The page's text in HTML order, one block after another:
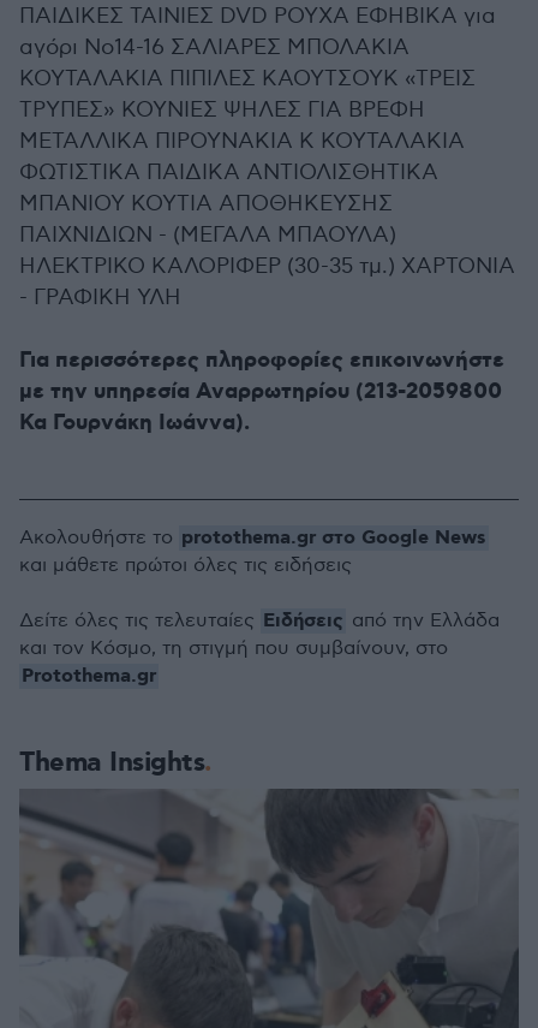
ΠΑΙΔΙΚΕΣ ΤΑΙΝΙΕΣ DVD ΡΟΥΧΑ ΕΦΗΒΙΚΑ για
αγόρι Νο14-16 ΣΑΛΙΑΡΕΣ ΜΠΟΛΑΚΙΑ
ΚΟΥΤΑΛΑΚΙΑ ΠΙΠΙΛΕΣ ΚΑΟΥΤΣΟΥΚ «ΤΡΕΙΣ
ΤΡΥΠΕΣ» ΚΟΥΝΙΕΣ ΨΗΛΕΣ ΓΙΑ ΒΡΕΦΗ
ΜΕΤΑΛΛΙΚΑ ΠΙΡΟΥΝΑΚΙΑ Κ ΚΟΥΤΑΛΑΚΙΑ
ΦΩΤΙΣΤΙΚΑ ΠΑΙΔΙΚΑ ΑΝΤΙΟΛΙΣΘΗΤΙΚΑ
ΜΠΑΝΙΟΥ ΚΟΥΤΙΑ ΑΠΟΘΗΚΕΥΣΗΣ
ΠΑΙΧΝΙΔΙΩΝ - (ΜΕΓΑΛΑ ΜΠΑΟΥΛΑ)
ΗΛΕΚΤΡΙΚΟ ΚΑΛΟΡΙΦΕΡ (30-35 τμ.) ΧΑΡΤΟΝΙΑ
- ΓΡΑΦΙΚΗ ΥΛΗ
Για περισσότερες πληροφορίες επικοινωνήστε
με την υπηρεσία Αναρρωτηρίου (213-2059800
Κα Γουρνάκη Ιωάννα).
Thema Insights
Ακολουθήστε το protothema.gr στο Google News
και μάθετε πρώτοι όλες τις ειδήσεις
Δείτε όλες τις τελευταίες Ειδήσεις από την Ελλάδα
και τον Κόσμο, τη στιγμή που συμβαίνουν, στο
Protothema.gr